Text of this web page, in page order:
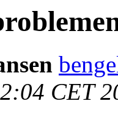
CET